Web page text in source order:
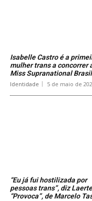
Isabelle Castro é a
mulher trans a concorrer
Miss Supranational Brasil
Identidade 5 de maio de
“Eu já fui hostilizada por
pessoas trans”, diz
“Provoca”, de Marcelo